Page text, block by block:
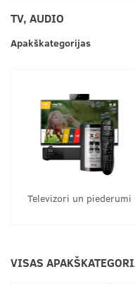
TV, AUDIO
Apakškategorijas
Televizori un piederumi
VISAS